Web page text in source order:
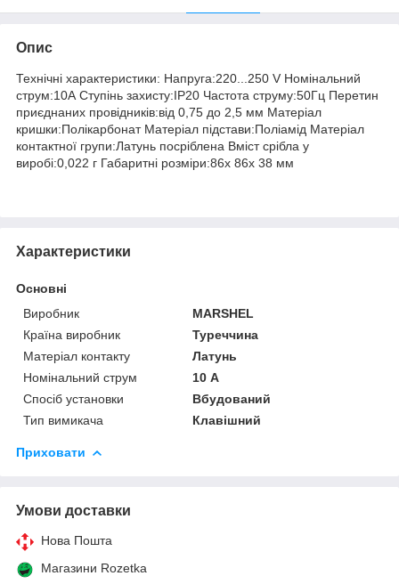
Опис
Технічні характеристики: Напруга:220...250 V Номінальний
струм:10А Ступінь захисту:IP20 Частота струму:50Гц Перетин
приєднаних провідників:від 0,75 до 2,5 мм Матеріал
кришки:Полікарбонат Матеріал підстави:Поліамід Матеріал
контактної групи:Латунь посріблена Вміст срібла у
виробі:0,022 г Габаритні розміри:86х 86х 38 мм
Характеристики
Основні
Виробник
MARSHEL
Країна виробник
Туреччина
Матеріал контакту
Латунь
Номінальний струм
10 А
Спосіб установки
Вбудований
Тип вимикача
Клавішний
Приховати
Умови доставки
Нова Пошта
Магазини Rozetka